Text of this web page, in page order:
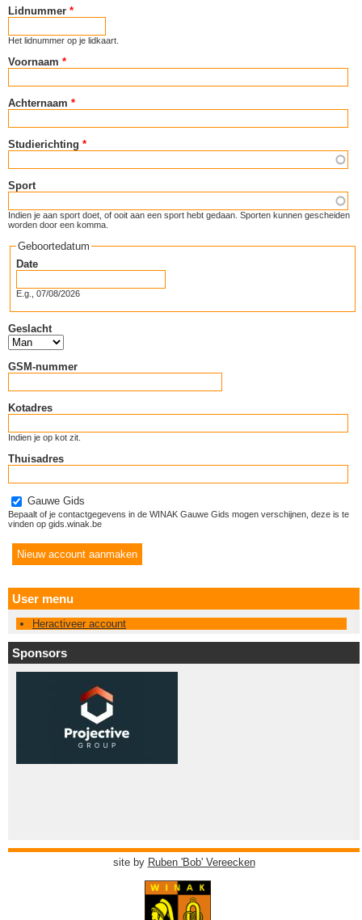
Lidnummer *
Het lidnummer op je lidkaart.
Voornaam *
Achternaam *
Studierichting *
Sport
Indien je aan sport doet, of ooit aan een sport hebt gedaan. Sporten kunnen gescheiden
worden door een komma.
Geboortedatum
Date
E.g., 07/08/2026
Geslacht
GSM-nummer
Kotadres
Indien je op kot zit.
Thuisadres
Gauwe Gids
Bepaalt of je contactgegevens in de WINAK Gauwe Gids mogen verschijnen, deze is te
vinden op gids.winak.be
User menu
Heractiveer account
Sponsors
site by Ruben 'Bob' Vereecken